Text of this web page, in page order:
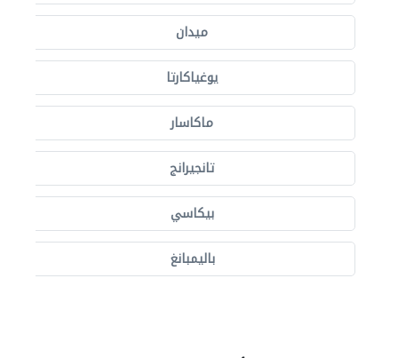
ميدان
يوغياكارتا
ماكاسار
تانجيرانج
بيكاسي
باليمبانغ